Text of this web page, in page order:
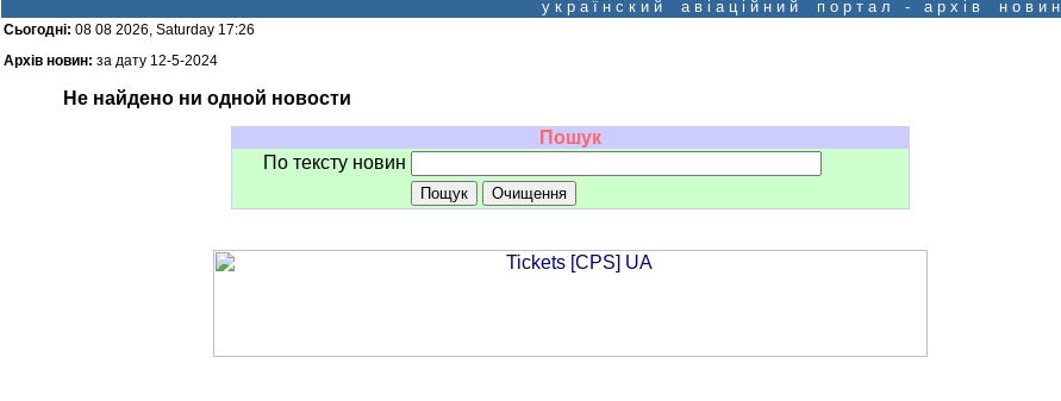
у к р а ї н с к и й а в і а ц і й н и й п о р т а л - а р х і в н о в и н
Сьогодні: 08 08 2026, Saturday 17:26
Архів новин: за дату 12-5-2024
Не найдено ни одной новости
Пошук
По тексту новин